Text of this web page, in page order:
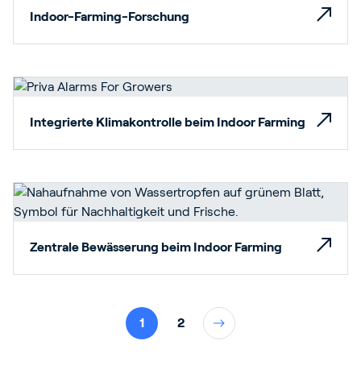
Indoor-Farming-Forschung
Integrierte Klimakontrolle beim Indoor Farming
Zentrale Bewässerung beim Indoor Farming
1 2